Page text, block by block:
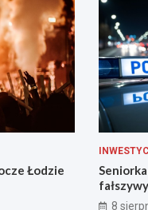
Łodzie
8